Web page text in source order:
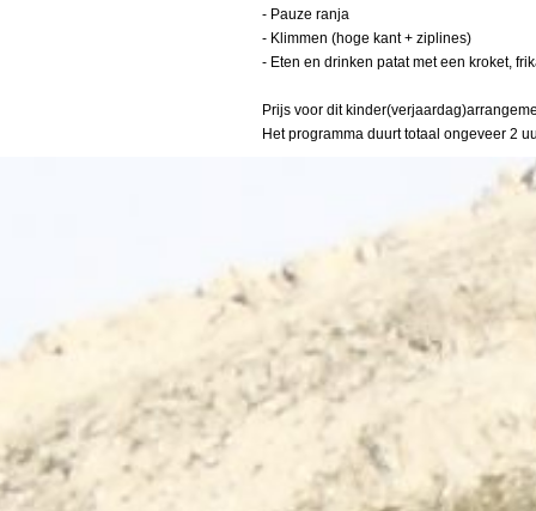
- Pauze ranja
- Klimmen (hoge kant + ziplines)
- Eten en drinken patat met een kroket,
Prijs voor dit
Het programma duurt totaal ongeveer 2